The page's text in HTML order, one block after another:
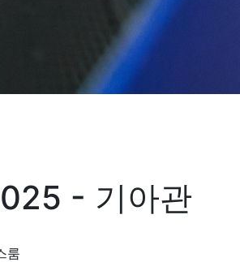
- 기아관
룸